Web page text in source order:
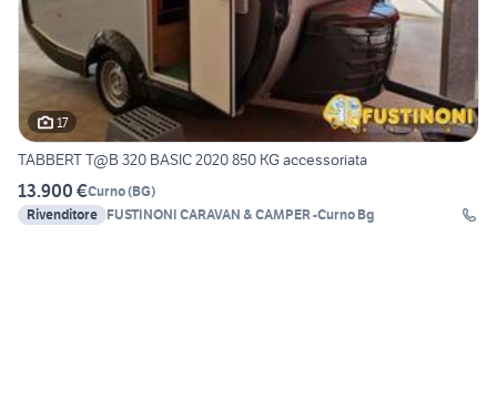
17
TABBERT T@B 320 BASIC 2020 850 KG accessoriata
13.900 €Curno(BG)
Rivenditore FUSTINONI CARAVAN & CAMPER -Curno Bg